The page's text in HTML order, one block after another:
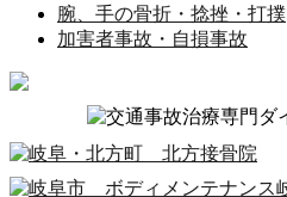
腕、手の骨折・捻挫・打撲
加害者事故・自損事故